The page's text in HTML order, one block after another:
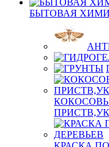
БЫТОВАЯ